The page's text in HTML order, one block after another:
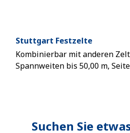
Stuttgart Festzelte
Kombinierbar mit anderen
Spannweiten bis 50,00 m,
Suchen Sie